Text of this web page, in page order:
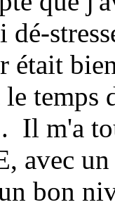
dé-
était
temps
Il m'a
avec
bon